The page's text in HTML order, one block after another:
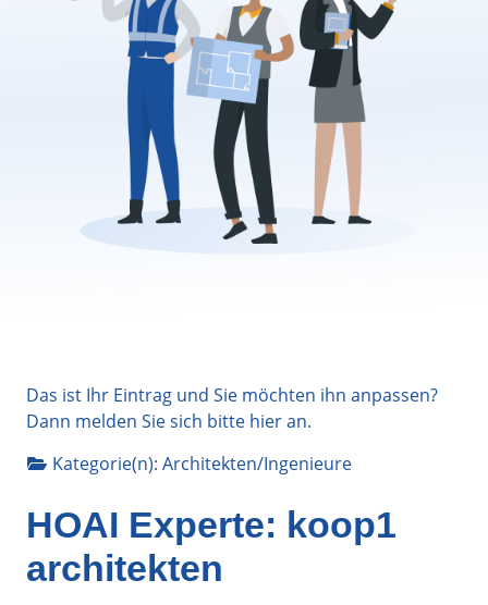
Das ist Ihr Eintrag und Sie möchten ihn anpassen?
Dann melden Sie sich bitte hieran.
Kategorie(n): Architekten/Ingenieure
HOAI Experte: koop1
architekten